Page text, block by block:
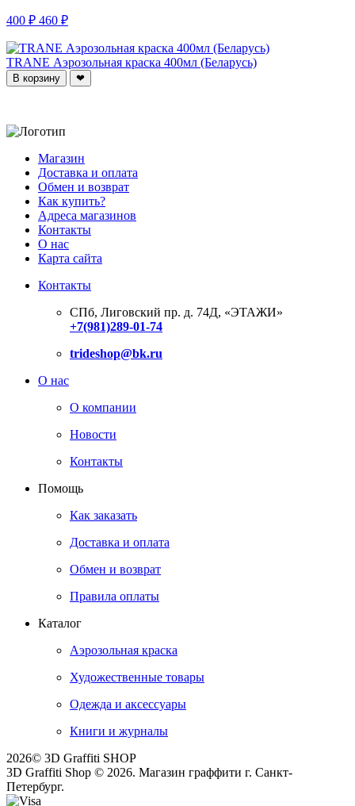
400 ₽ 460 ₽
TRANE Аэрозольная краска 400мл (Беларусь)
В корзину ❤
Магазин
Доставка и оплата
Обмен и возврат
Как купить?
Адреса магазинов
Контакты
О нас
Карта сайта
Контакты
СПб, Лиговский пр. д. 74Д, «ЭТАЖИ»
+7(981)289-01-74
trideshop@bk.ru
О нас
О компании
Новости
Контакты
Помощь
Как заказать
Доставка и оплата
Обмен и возврат
Правила оплаты
Каталог
Аэрозольная краска
Художественные товары
Одежда и аксессуары
Книги и журналы
2026© 3D Graffiti SHOP
3D Graffiti Shop © 2026. Магазин граффити г. Санкт-
Петербург.